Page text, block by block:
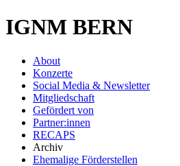
IGNM BERN
About
Konzerte
Social Media & Newsletter
Mitgliedschaft
Gefördert von
Partner:innen
RECAPS
Archiv
Ehemalige Förderstellen